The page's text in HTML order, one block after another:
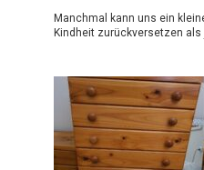
Manchmal kann uns ein
Kindheit zurückversetzen als